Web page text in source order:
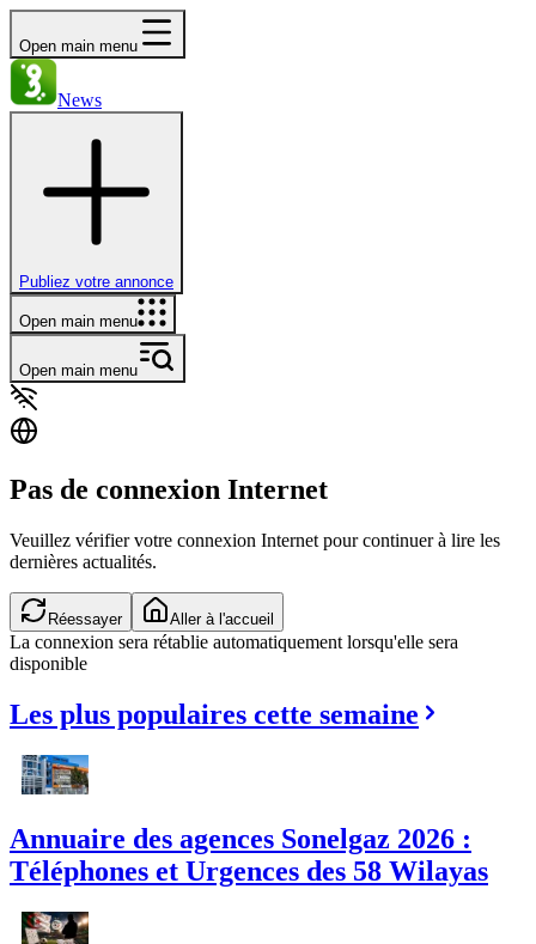
Open main menu
News
Publiez votre annonce
Open main menu
Open main menu
Pas de connexion Internet
Veuillez vérifier votre connexion Internet pour continuer à lire les
dernières actualités.
Vérification de la connexion...
La connexion sera rétablie automatiquement lorsqu'elle sera
disponible
Les plus populaires cette semaine
Annuaire des agences Sonelgaz 2026 :
Téléphones et Urgences des 58 Wilayas